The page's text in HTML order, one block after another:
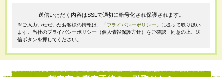
送信いただく内容はSSLで適切に暗号化され保護されます。
※ご入力いただいたお客様の情報は、「プライバシーポリシー 」に従って取り扱い
ます。当社のプライバシーポリシー（個人情報保護方針）をご確認、同意の上、送
信ボタンを押してください。